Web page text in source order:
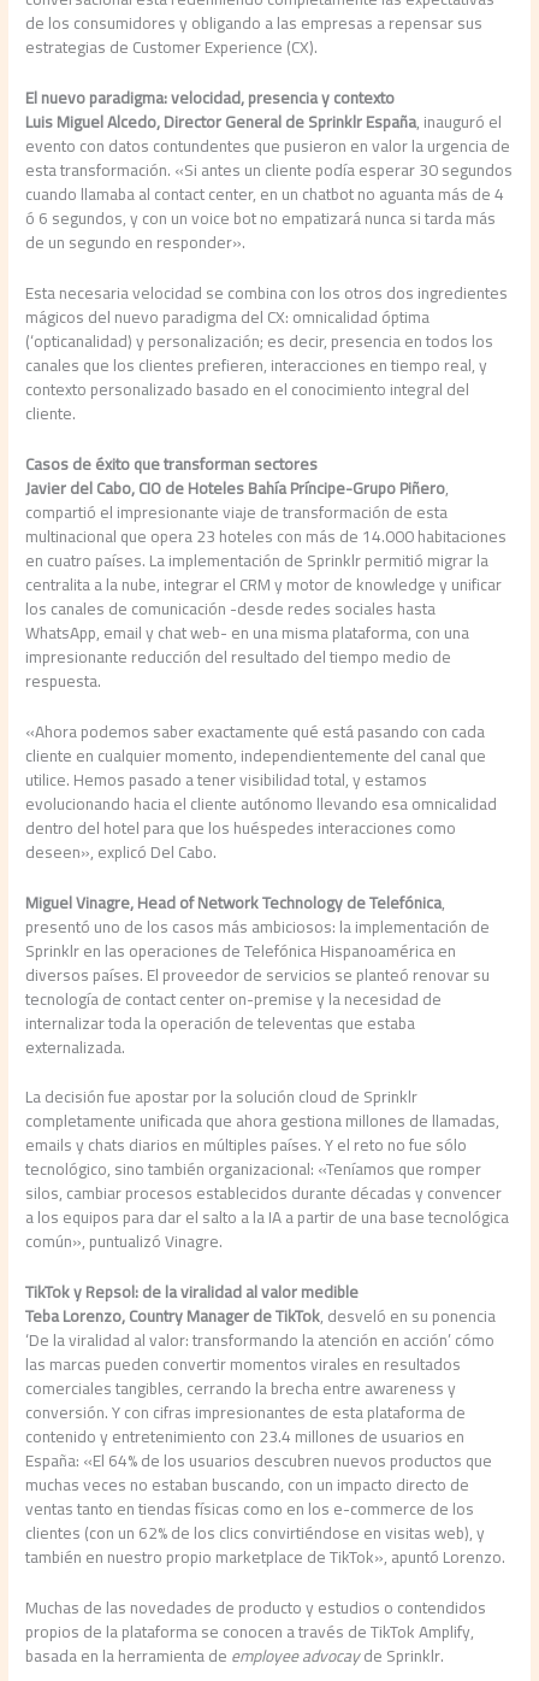
de los consumidores y obligando a las empresas a repensar sus
estrategias de Customer Experience (CX).
El nuevo paradigma: velocidad, presencia y contexto
Luis Miguel Alcedo, Director General de Sprinklr España, inauguró el
evento con datos contundentes que pusieron en valor la urgencia de
esta transformación. «Si antes un cliente podía esperar 30 segundos
cuando llamaba al contact center, en un chatbot no aguanta más de 4
ó 6 segundos, y con un voice bot no empatizará nunca si tarda más
de un segundo en responder».
Esta necesaria velocidad se combina con los otros dos ingredientes
mágicos del nuevo paradigma del CX: omnicalidad óptima
(‘opticanalidad) y personalización; es decir, presencia en todos los
canales que los clientes prefieren, interacciones en tiempo real, y
contexto personalizado basado en el conocimiento integral del
cliente.
Casos de éxito que transformansectores
Javier del Cabo, CIO de Hoteles Bahía Príncipe-Grupo Piñero,
compartió el impresionante viaje de transformación de esta
multinacional que opera 23 hoteles con más de 14.000 habitaciones
en cuatro países. La implementación de Sprinklr permitió migrar la
centralita a la nube, integrar el CRM y motor de knowledge y unificar
los canales de comunicación -desde redes sociales hasta
WhatsApp, email y chat web- en una misma plataforma, con una
impresionante reducción del resultado del tiempo medio de
respuesta.
«Ahora podemos saber exactamente qué está pasando con cada
cliente en cualquier momento, independientemente del canal que
utilice. Hemos pasado a tener visibilidad total, y estamos
evolucionando hacia el cliente autónomo llevando esa omnicalidad
dentro del hotel para que los huéspedes interacciones como
deseen», explicó Del Cabo.
Miguel Vinagre, Head of Network Technology de Telefónica,
presentó uno de los casos más ambiciosos: la implementación de
Sprinklr en las operaciones de Telefónica Hispanoamérica en
diversos países. El proveedor de servicios se planteó renovar su
tecnología de contact center on-premise y la necesidad de
internalizar toda la operación de televentas que estaba
externalizada.
La decisión fue apostar por la solución cloud de Sprinklr
completamente unificada que ahora gestiona millones de llamadas,
emails y chats diarios en múltiples países. Y el reto no fue sólo
tecnológico, sino también organizacional: «Teníamos que romper
silos, cambiar procesos establecidos durante décadas y convencer
a los equipos para dar el salto a la IA a partir de una base tecnológica
común», puntualizó Vinagre.
TikTok y Repsol: de la viralidad al valor medible
Teba Lorenzo, Country Manager de TikTok, desveló en su ponencia
‘De la viralidad al valor: transformando la atención en acción’ cómo
las marcas pueden convertir momentos virales en resultados
comerciales tangibles, cerrando la brecha entre awareness y
conversión. Y con cifras impresionantes de esta plataforma de
contenido y entretenimiento con 23.4 millones de usuarios en
España: «El 64% de los usuarios descubren nuevos productos que
muchas veces no estaban buscando, con un impacto directo de
ventas tanto en tiendas físicas como en los e-commerce de los
clientes (con un 62% de los clics convirtiéndose en visitas web), y
también en nuestro propio marketplace de TikTok», apuntó Lorenzo.
Muchas de las novedades de producto y estudios o contendidos
propios de la plataforma se conocen a través de TikTok Amplify,
basada en la herramienta deemployee advocayde Sprinklr.